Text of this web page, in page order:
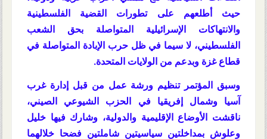
حيث أطلعهم علىتطورات القضية الفلسطينية
والانتهاكات الإسرائيلية المتواصلة بحق الشعب
الفلسطيني، لا سيما في ظلحرب الإبادة المتواصلة في
قطاع غزة وبدعم من الولايات المتحدة.
وسبق المؤتمر تنظيم ورشة عمل من قبل إدارة غرب
آسيا وشمال إفريقيا في الحزب الشيوعي الصيني،
ناقشت الأوضاع الإقليمية والدولية، وشارك فيها خليل
وعلوش بمداخلتين سياسيتين شاملتين فضحا خلالهما